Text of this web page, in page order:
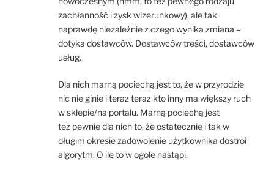
zachłanność i zysk wizerunkowy), ale tak
naprawdę niezależnie z czego wynika zmiana –
dotyka dostawców. Dostawców treści, dostawców
usług.
Dla nich marną pociechą jest to, że w przyrodzie
nic nie ginie i teraz teraz kto inny ma większy ruch
w sklepie/na portalu. Marną pociechą jest
też pewnie dla nich to, że ostatecznie i tak w
długim okresie zadowolenie użytkownika dostroi
algorytm. O ile to w ogóle nastąpi.